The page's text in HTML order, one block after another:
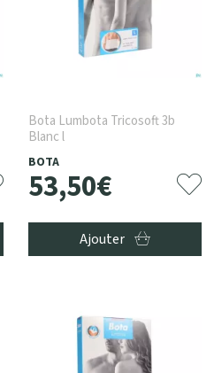
Bota Lumbota Tricosoft 3b
Blanc l
BOTA
53,50€
Ajouter